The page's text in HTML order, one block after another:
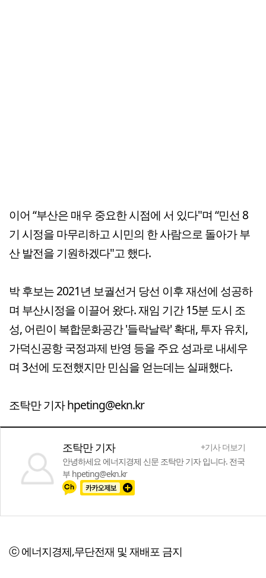
이어 “부산은 매우 중요한 시점에 서 있다"며 “민선 8
기 시정을 마무리하고 시민의 한 사람으로 돌아가 부
산 발전을 기원하겠다"고 했다.
박 후보는 2021년 보궐선거 당선 이후 재선에 성공하
며 부산시정을 이끌어 왔다. 재임 기간 15분 도시 조
성, 어린이 복합문화공간 '들락날락' 확대, 투자 유치,
가덕신공항 국정과제 반영 등을 주요 성과로 내세우
며 3선에 도전했지만 민심을 얻는데는 실패했다.
조탁만 기자 hpeting@ekn.kr
조탁만 기자
+기사 더보기
안녕하세요 에너지경제 신문 조탁만 기자 입니다. 전국
부 hpeting@ekn.kr
ⓒ 에너지경제,무단전재 및 재배포 금지